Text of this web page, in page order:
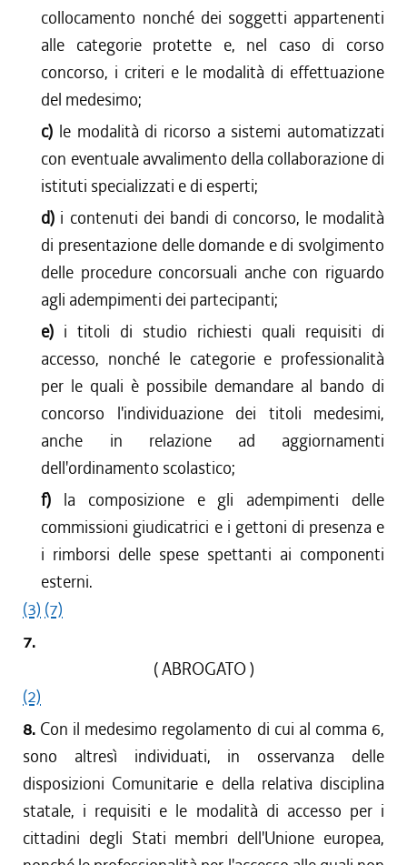
collocamento nonché dei soggetti appartenenti
alle categorie protette e, nel caso di corso
concorso, i criteri e le modalità di effettuazione
del medesimo;
c) le modalità di ricorso a sistemi automatizzati
con eventuale avvalimento della collaborazione di
istituti specializzati e di esperti;
d) i contenuti dei bandi di concorso, le modalità
di presentazione delle domande e di svolgimento
delle procedure concorsuali anche con riguardo
agli adempimenti dei partecipanti;
e) i titoli di studio richiesti quali requisiti di
accesso, nonché le categorie e professionalità
per le quali è possibile demandare al bando di
concorso l'individuazione dei titoli medesimi,
anche in relazione ad aggiornamenti
dell'ordinamento scolastico;
f) la composizione e gli adempimenti delle
commissioni giudicatrici e i gettoni di presenza e
i rimborsi delle spese spettanti ai componenti
esterni.
(3) (7)
7.
( ABROGATO )
(2)
8. Con il medesimo regolamento di cui al comma 6,
sono altresì individuati, in osservanza delle
disposizioni Comunitarie e della relativa disciplina
statale, i requisiti e le modalità di accesso per i
cittadini degli Stati membri dell'Unione europea,